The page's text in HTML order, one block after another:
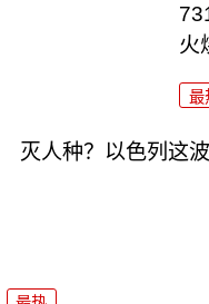
火
最
灭人种？以色列这